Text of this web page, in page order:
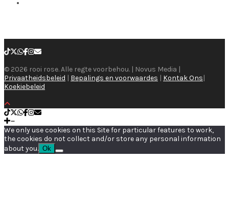
© 2026 rooi rose. Alle regte voorbehou. | Novus Media |
Privaatheidsbeleid | Bepalings en voorwaardes | Kontak Ons|
Koekiebeleid
We only use cookies on this Site for particular features to work,
the cookies do not collect and/or store any personal information
about you. Ok